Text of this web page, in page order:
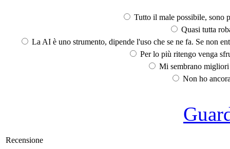
Tutto il male possibile, sono
Quasi tutta
La AI è uno strumento, dipende l'uso che se ne fa. Se non
Per lo più ritengo venga
Mi sembrano
Non ho
Recensione